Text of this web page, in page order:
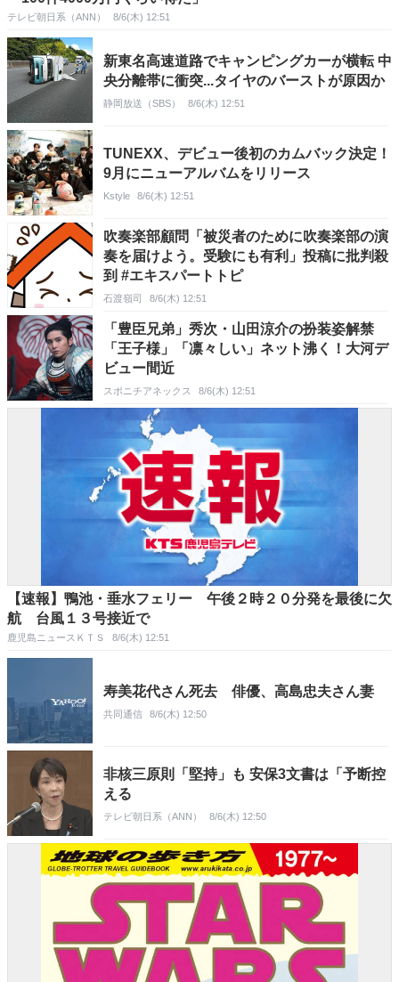
テレビ朝日系（ANN） 8/6(木) 12:51
新東名高速道路でキャンピングカーが横転 中
央分離帯に衝突...タイヤのバーストが原因か
静岡放送（SBS） 8/6(木) 12:51
TUNEXX、デビュー後初のカムバック決定！
9月にニューアルバムをリリース
Kstyle 8/6(木) 12:51
吹奏楽部顧問「被災者のために吹奏楽部の演
奏を届けよう。受験にも有利」投稿に批判殺
到 #エキスパートトピ
石渡嶺司 8/6(木) 12:51
「豊臣兄弟」秀次・山田涼介の扮装姿解禁
「王子様」「凛々しい」ネット沸く！大河デ
ビュー間近
スポニチアネックス 8/6(木) 12:51
【速報】鴨池・垂水フェリー 午後２時２０分発を最後に欠
航 台風１３号接近で
鹿児島ニュースＫＴＳ 8/6(木) 12:51
寿美花代さん死去 俳優、高島忠夫さん妻
共同通信 8/6(木) 12:50
非核三原則「堅持」も 安保3文書は「予断控
える
テレビ朝日系（ANN） 8/6(木) 12:50